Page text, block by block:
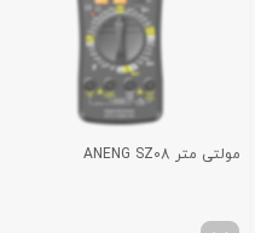
مولتی متر ANENG SZ08